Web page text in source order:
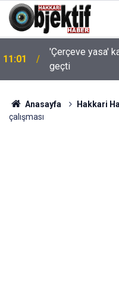
11:01
'Çerçeve yasa'
geçti
Anasayfa Hakkari
çalışması